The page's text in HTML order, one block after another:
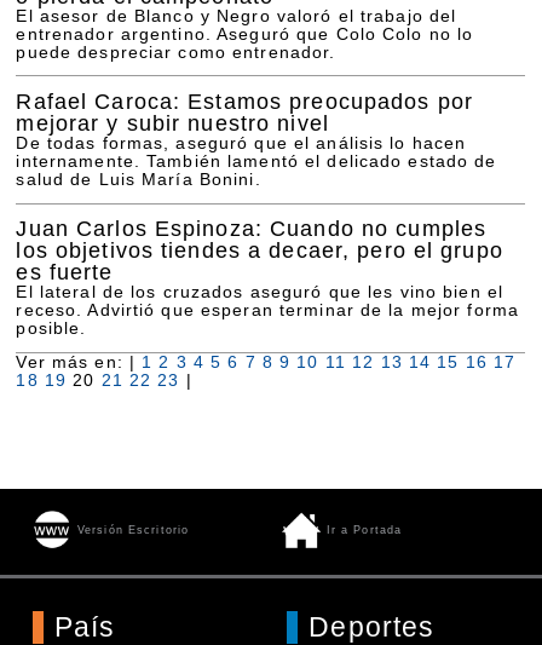
El asesor de Blanco y Negro valoró el trabajo del
entrenador argentino. Aseguró que Colo Colo no lo
puede despreciar como entrenador.
Rafael Caroca: Estamos preocupados por
mejorar y subir nuestro nivel
De todas formas, aseguró que el análisis lo hacen
internamente. También lamentó el delicado estado de
salud de Luis María Bonini.
Juan Carlos Espinoza: Cuando no cumples
los objetivos tiendes a decaer, pero el grupo
es fuerte
El lateral de los cruzados aseguró que les vino bien el
receso. Advirtió que esperan terminar de la mejor forma
posible.
Ver más en: | 1 2 3 4 5 6 7 8 9 10 11 12 13 14 15 16 17
18 19 20 21 22 23
Versión Escritorio Ir a Portada
País
Deportes